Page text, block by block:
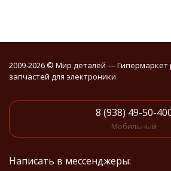
2009-2026 © Мир деталей — Гипермаркет
запчастей для электроники
8 (938) 49-50-
Мобильный
Написать в мессенджеры: